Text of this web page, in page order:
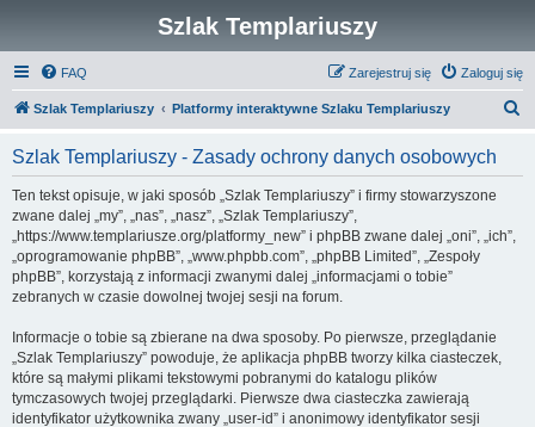
Szlak Templariuszy
FAQ Zaloguj się
Zarejestruj się
Szlak Templariuszy Platformy interaktywne Szlaku Templariuszy
Szlak Templariuszy - Zasady ochrony danych osobowych
Ten tekst opisuje, w jaki sposób „Szlak Templariuszy” i firmy stowarzyszone
zwane dalej „my”, „nas”, „nasz”, „Szlak Templariuszy”,
„https://www.templariusze.org/platformy_new” i phpBB zwane dalej „oni”, „ich”,
„oprogramowanie phpBB”, „www.phpbb.com”, „phpBB Limited”, „Zespoły
phpBB”, korzystają z informacji zwanymi dalej „informacjami o tobie”
zebranych w czasie dowolnej twojej sesji na forum.
Informacje o tobie są zbierane na dwa sposoby. Po pierwsze, przeglądanie
„Szlak Templariuszy” powoduje, że aplikacja phpBB tworzy kilka ciasteczek,
które są małymi plikami tekstowymi pobranymi do katalogu plików
tymczasowych twojej przeglądarki. Pierwsze dwa ciasteczka zawierają
identyfikator użytkownika zwany „user-id” i anonimowy identyfikator sesji